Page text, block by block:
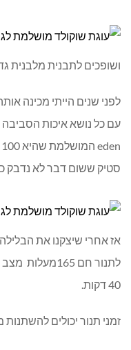
ושופכים לתבנית מלבנית
לפני שנים הייתי מכינה
עם כל נושא איכות
סטיק ששום דבר לא נדבק
אז אחרי שיצקנו את
לתנור חם
40 דקות.
זמני תנור יכולים